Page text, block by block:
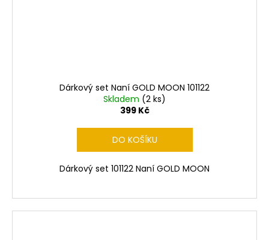
Dárkový set Naní GOLD MOON 101122
Skladem (2 ks)
399 Kč
DO KOŠÍKU
Dárkový set 101122 Naní GOLD MOON